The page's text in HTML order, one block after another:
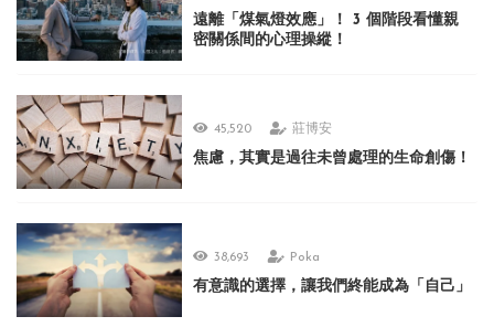
遠離「煤氣燈效應」！ 3 個階段看懂親
密關係間的心理操縱！
45,520 莊博安
焦慮，其實是過往未曾處理的生命創傷！
38,693 Poka
有意識的選擇，讓我們終能成為「自己」